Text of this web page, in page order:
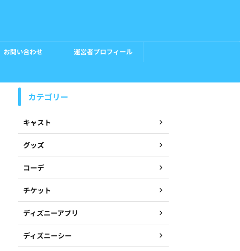
お問い合わせ 運営者プロフィール
カテゴリー
キャスト
グッズ
コーデ
チケット
ディズニーアプリ
ディズニーシー